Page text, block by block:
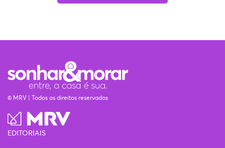
© MRV | Todos os direitos reservados
EDITORIAIS